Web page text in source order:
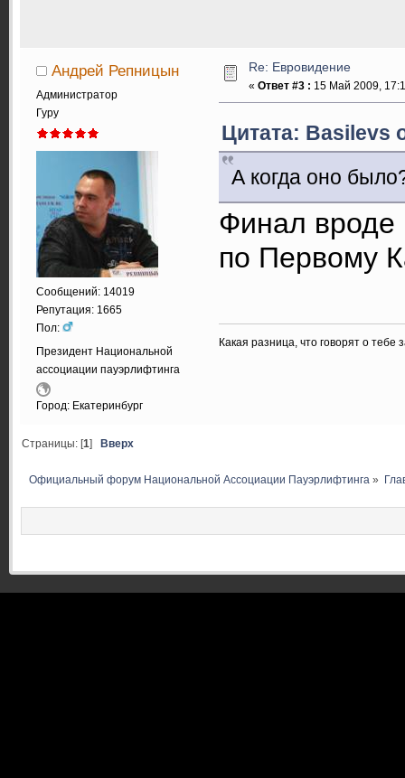
Андрей Репницын
Администратор
Гуру
Сообщений: 14019
Репутация: 1665
Пол:
Президент Национальной
ассоциации пауэрлифтинга
Город: Екатеринбург
Re: Евровидение
« Ответ #3 : 15 Май 2009,
Цитата: Basilevs
А когда оно
Финал вроде
по Первому
Какая разница, что говорят о
Страницы: [1] Вверх
Официальный форум Национальной Ассоциации Пауэрлифтинга »